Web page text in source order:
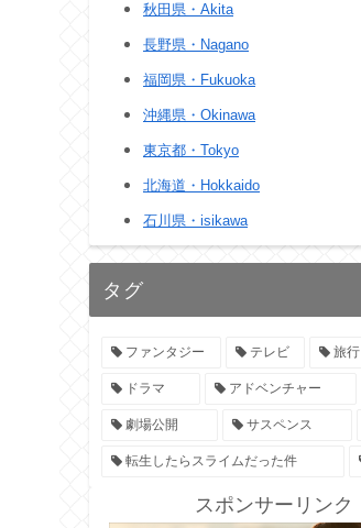
秋田県・Akita
長野県・Nagano
福岡県・Fukuoka
沖縄県・Okinawa
東京都・Tokyo
北海道・Hokkaido
石川県・isikawa
タグ
ファンタジー テレビ 旅行
ドラマ アドベンチャー
劇場公開 サスペンス
転生したらスライムだった件
スポンサーリンク